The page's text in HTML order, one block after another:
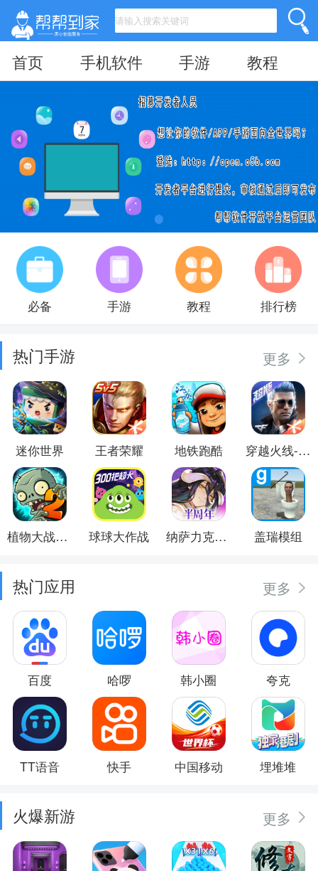
首页 手机软件 手游 教程
必备 手游 教程 排行榜
热门手游 更多
迷你世界 王者荣耀 地铁跑酷 穿越火线-枪战王者
植物大战僵尸2 球球大作战 纳萨力克之王 盖瑞模组
热门应用 更多
百度 哈啰 韩小圈 夸克
TT语音 快手 中国移动 埋堆堆
火爆新游 更多